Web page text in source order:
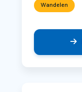
Wandelen